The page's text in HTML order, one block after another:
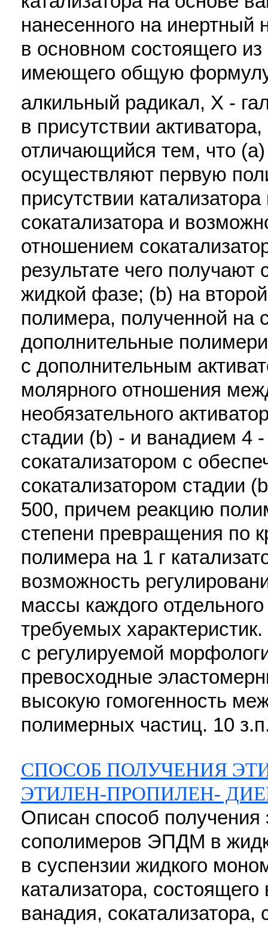
нанесенного на инертный
в основном состоящего
имеющего общую
алкильный радикал, Х -
в присутствии
отличающийся тем, что
осуществляют первую
присутствии
сокатализатора и
отношением
результате чего
жидкой фазе; (b) на
полимера, полученной на
дополнительные
с дополнительным
молярного отношения
необязательного
стадии (b) - и ванадием 4
сокатализатором с
сокатализатором стадии
500, причем реакцию
степени превращения по
полимера на 1 г
возможность
массы каждого
требуемых
с регулируемой
превосходные
высокую гомогенность
полимерных частиц. 10
СПОСОБ ПОЛУЧЕНИЯ
ЭТИЛЕН-ПРОПИЛЕН-
Описан способ
сополимеров ЭПДМ в
в суспензии жидкого
катализатора,
ванадия,